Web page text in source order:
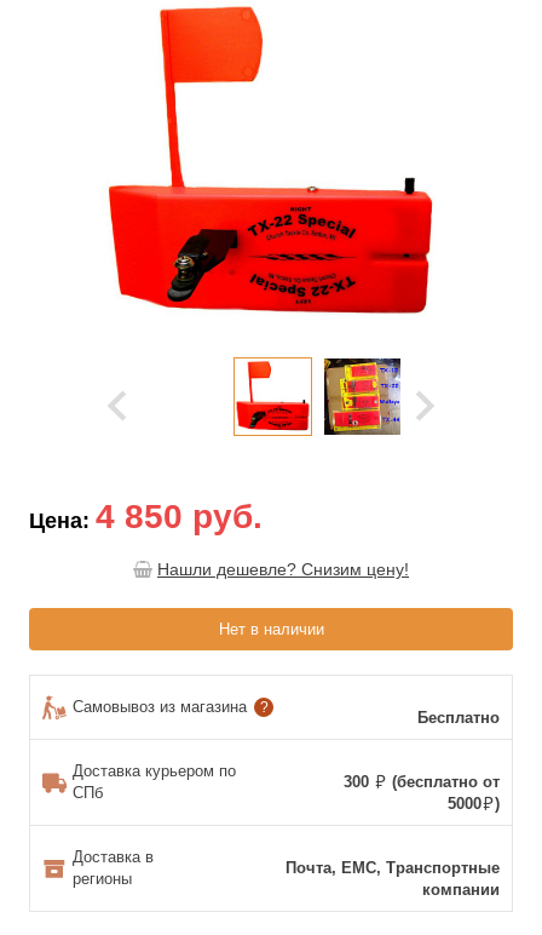
Цена: 4 850 руб.
Нашли дешевле? Снизим цену!
Нет в наличии
Самовывоз из магазина ?
Бесплатно
Доставка курьером по
СПб
300
(бесплатно от
5000
)
Доставка в
регионы
Почта, ЕМС, Транспортные
компании